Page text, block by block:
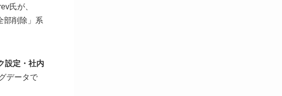
氏が、
部削除」系
設定・社内
データで